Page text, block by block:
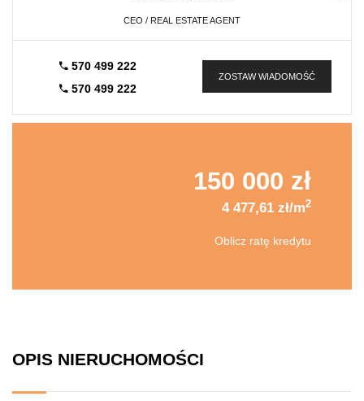
CEO / REAL ESTATE AGENT
570 499 222
570 499 222
ZOSTAW WIADOMOŚĆ
150 000 zł
4 477,61 zł/m2
Oblicz ratę kredytu
OPIS NIERUCHOMOŚCI